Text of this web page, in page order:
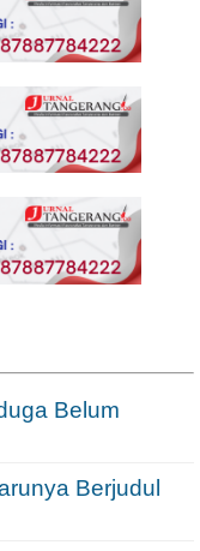
Belum
Berjudul